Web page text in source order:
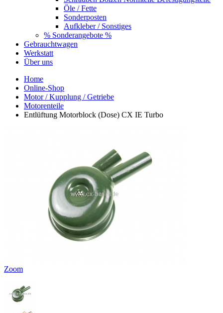
Öle / Fette
Sonderposten
Aufkleber / Sonstiges
% Sonderangebote %
Gebrauchtwagen
Werkstatt
Über uns
Home
Online-Shop
Motor / Kupplung / Getriebe
Motorenteile
Entlüftung Motorblock (Dose) CX IE Turbo
Zoom